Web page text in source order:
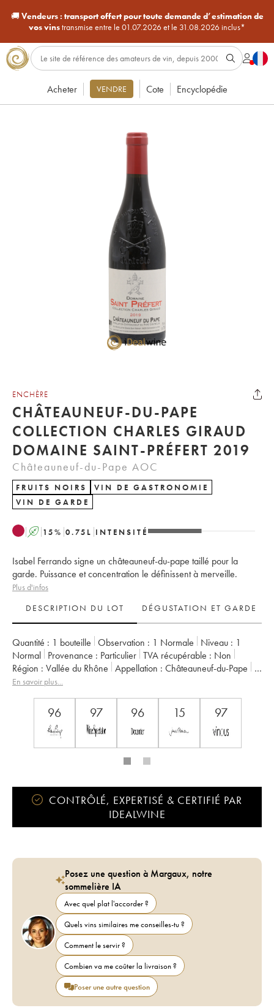
🚚Vendeurs : transport offert pour toute demande d’estimation de
vos vinstransmise entre le 01.07.2026 et le 31.08.2026 inclus*
Acheter VENDRE Cote Encyclopédie
ENCHÈRE
CHÂTEAUNEUF-DU-PAPE
COLLECTION CHARLES GIRAUD
DOMAINE SAINT-PRÉFERT 2019
Châteauneuf-du-Pape AOC
FRUITS NOIRS
VIN DE GASTRONOMIE
VIN DE GARDE
A 15% 0.75 L INTENSITÉ
Isabel Ferrando signe un châteauneuf-du-pape taillé pour la
garde. Puissance et concentration le définissent à merveille.
Plus d'infos
DESCRIPTION DU LOT
DÉGUSTATION ET GARDE
Quantité : 1 bouteille Observation : 1 Normale Niveau : 1
Normal
Provenance : particulier TVA récupérable :
non
Région :
Vallée du Rhône Appellation :
Châteauneuf-du-Pape
Propriétaire :
En savoir plus...
96 97 96 15 97
CONTRÔLÉ, EXPERTISÉ & CERTIFIÉ PAR
IDEALWINE
Posez une question à Margaux, notre
sommelière IA
Avec quel plat l'accorder ?
Quels vins similaires me conseilles-tu ?
Comment le servir ?
Combien va me coûter la livraison ?
Poser une autre question